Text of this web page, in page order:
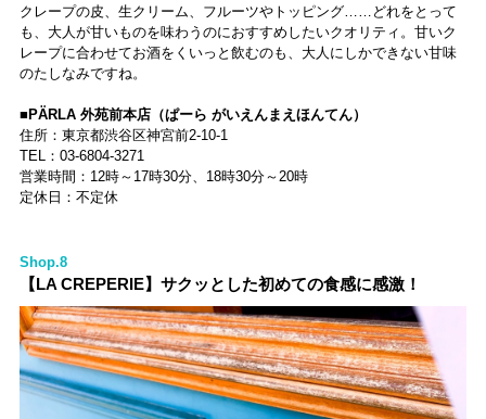
クレープの皮、生クリーム、フルーツやトッピング……どれをとって
も、大人が甘いものを味わうのにおすすめしたいクオリティ。甘いク
レープに合わせてお酒をくいっと飲むのも、大人にしかできない甘味
のたしなみですね。
■PÄRLA 外苑前本店（ぱーら がいえんまえほんてん）
住所：東京都渋谷区神宮前2-10-1
TEL：03-6804-3271
営業時間：12時～17時30分、18時30分～20時
定休日：不定休
Shop.8
【LA CREPERIE】サクッとした初めての食感に感激！